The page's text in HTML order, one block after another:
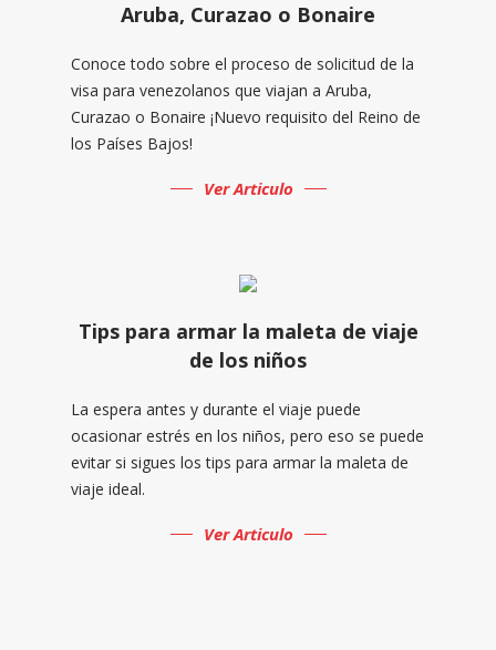
Aruba, Curazao o Bonaire
Conoce todo sobre el proceso de solicitud de la
visa para venezolanos que viajan a Aruba,
Curazao o Bonaire ¡Nuevo requisito del Reino de
los Países Bajos!
Ver Articulo
Tips para armar la maleta de viaje
de los niños
La espera antes y durante el viaje puede
ocasionar estrés en los niños, pero eso se puede
evitar si sigues los tips para armar la maleta de
viaje ideal.
Ver Articulo